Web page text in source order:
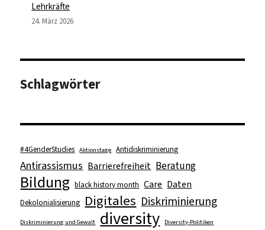
Lehrkräfte
24. März 2026
Schlagwörter
#4GenderStudies Aktionstage Antidiskriminierung
Antirassismus Barrierefreiheit Beratung
Bildung black history month Care Daten
Dekolonialisierung Digitales Diskriminierung
Diskriminierung und Gewalt diversity Diversity-Politiken